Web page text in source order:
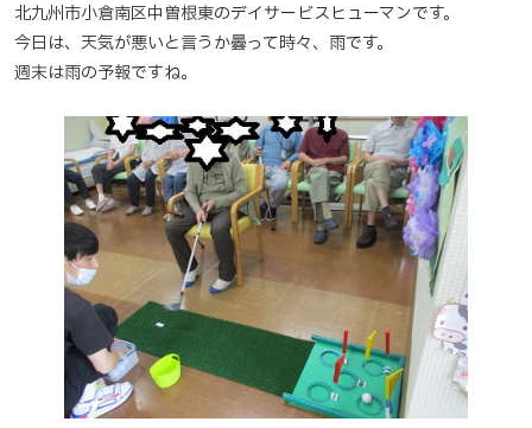
北九州市小倉南区中曽根東のデイサービスヒューマンです。
今日は、天気が悪いと言うか曇って時々、雨です。
週末は雨の予報ですね。